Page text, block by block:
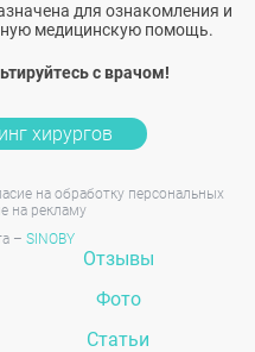
для ознакомления и
медицинскую помощь.
с врачом!
хирургов
на обработку персональных
на рекламу
– SINOBY
Отзывы
Фото
Статьи